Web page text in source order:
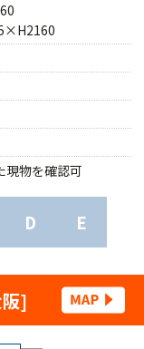
現物を確認可
D E
]